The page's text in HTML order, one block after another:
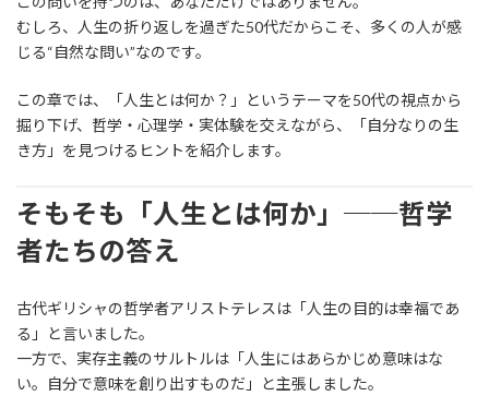
むしろ、人生の折り返しを過ぎた50代だからこそ、多くの人が感
じる“自然な問い”なのです。
この章では、「人生とは何か？」というテーマを50代の視点から
掘り下げ、哲学・心理学・実体験を交えながら、「自分なりの生
き方」を見つけるヒントを紹介します。
そもそも「人生とは何か」──哲学
者たちの答え
古代ギリシャの哲学者アリストテレスは「人生の目的は幸福であ
る」と言いました。
一方で、実存主義のサルトルは「人生にはあらかじめ意味はな
い。自分で意味を創り出すものだ」と主張しました。